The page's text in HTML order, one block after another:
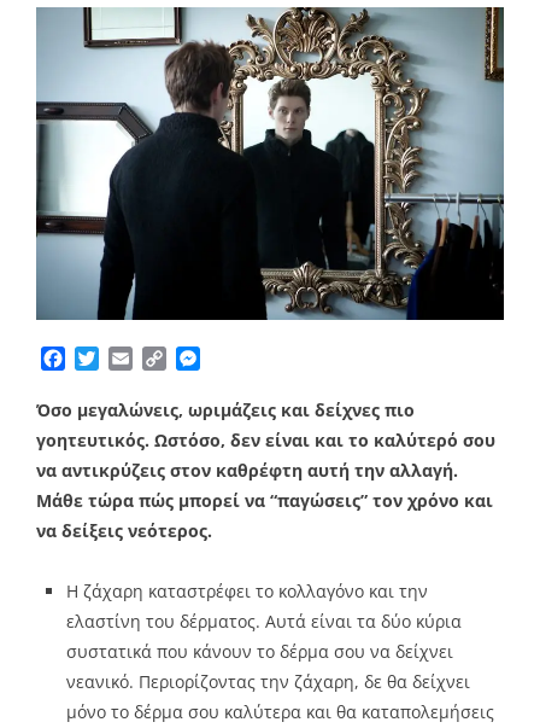
Facebook
TwitterEmailCopy
Όσο μεγαλώνεις, ωριμάζεις και δείχνες πιο
γοητευτικός. Ωστόσο, δεν είναι και το καλύτερό σου
να αντικρύζεις στον καθρέφτη αυτή την αλλαγή.
Μάθε τώρα πώς μπορεί να “παγώσεις” τον χρόνο και
να δείξεις νεότερος.
Η ζάχαρη καταστρέφει το κολλαγόνο και την
ελαστίνη του δέρματος. Αυτά είναι τα δύο κύρια
συστατικά που κάνουν το δέρμα σου να δείχνει
νεανικό. Περιορίζοντας την ζάχαρη, δε θα δείχνει
μόνο το δέρμα σου καλύτερα και θα καταπολεμήσεις